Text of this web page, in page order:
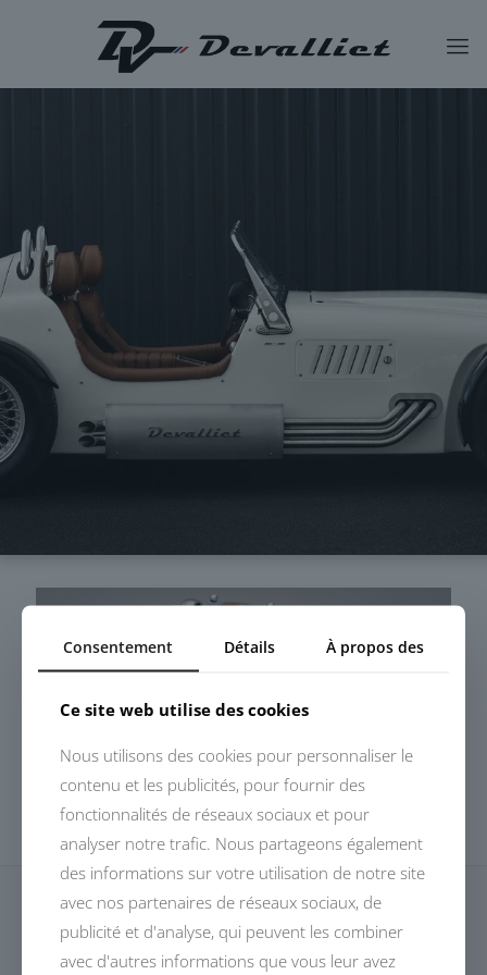
Consentement Détails À propos des
Ce site web utilise des cookies
Nous utilisons des cookies pour personnaliser le
contenu et les publicités, pour fournir des
fonctionnalités de réseaux sociaux et pour
analyser notre trafic. Nous partageons également
des informations sur votre utilisation de notre site
avec nos partenaires de réseaux sociaux, de
publicité et d'analyse, qui peuvent les combiner
avec d'autres informations que vous leur avez